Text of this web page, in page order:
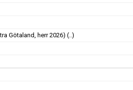
Götaland, herr 2026) (..)